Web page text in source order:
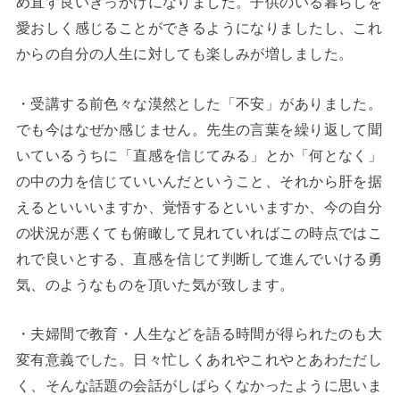
愛おしく感じることができるようになりましたし、これ
からの自分の人生に対しても楽しみが増しました。
・受講する前色々な漠然とした「不安」がありました。
でも今はなぜか感じません。先生の言葉を繰り返して聞
いているうちに「直感を信じてみる」とか「何となく」
の中の力を信じていいんだということ、それから肝を据
えるといいいますか、覚悟するといいますか、今の自分
の状況が悪くても俯瞰して見れていればこの時点ではこ
れで良いとする、直感を信じて判断して進んでいける勇
気、のようなものを頂いた気が致します。
・夫婦間で教育・人生などを語る時間が得られたのも大
変有意義でした。日々忙しくあれやこれやとあわただし
く、そんな話題の会話がしばらくなかったように思いま